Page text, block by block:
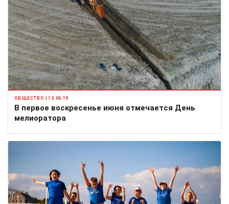
ОБЩЕСТВО | 13.06.19
В первое воскресенье июня отмечается День
мелиоратора